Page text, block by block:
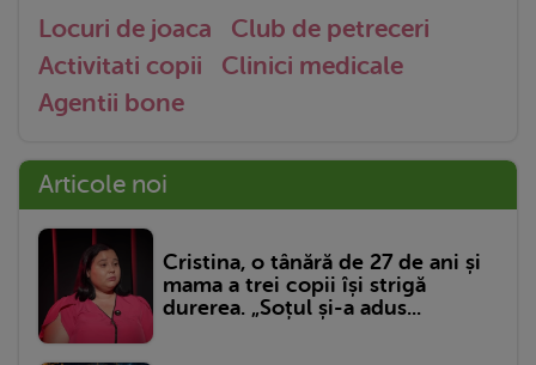
Locuri de joaca
Club de petreceri
Activitati copii
Clinici medicale
Agentii bone
Articole noi
Cristina, o tânără de 27 de ani și
mama a trei copii își strigă
durerea. „Soțul și-a adus...